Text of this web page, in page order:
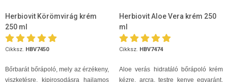
Herbiovit Körömvirág krém
250 ml
Cikksz. HBV7450
Bőrbarát bőrápoló, mely az érzékeny,
viszketésre, kipirosodásra hajlamos
Herbiovit Aloe Vera krém 250
ml
Cikksz. HBV7474
Aloe verás hidratáló bőrápoló krém
kézre, arcra, testre kenve egyaránt.